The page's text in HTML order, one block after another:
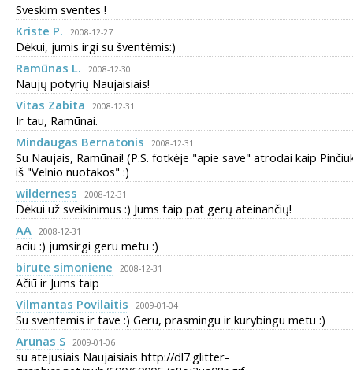
Sveskim sventes !
Kriste P.
2008-12-27
Dėkui, jumis irgi su šventėmis:)
Ramūnas L.
2008-12-30
Naujų potyrių Naujaisiais!
Vitas Zabita
2008-12-31
Ir tau, Ramūnai.
Mindaugas Bernatonis
2008-12-31
Su Naujais, Ramūnai! (P.S. fotkėje "apie save" atrodai kaip
iš "Velnio nuotakos" :)
wilderness
2008-12-31
Dėkui už sveikinimus :) Jums taip pat gerų ateinančių!
AA
2008-12-31
aciu :) jumsirgi geru metu :)
birute simoniene
2008-12-31
Ačiū ir Jums taip
Vilmantas Povilaitis
2009-01-04
Su sventemis ir tave :) Geru, prasmingu ir kurybingu metu :)
Arunas S
2009-01-06
su atejusiais Naujaisiais http://dl7.glitter-